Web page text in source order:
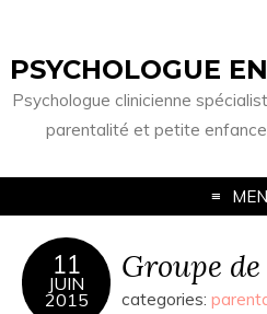
PSYCHOLOGUE
Psychologue clinicienne
parentalité et petite
11
JUIN
2015
Groupe
categories: